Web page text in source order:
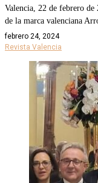
Valencia, 22 de febrero de
de la marca valenciana
febrero 24, 2024
Revista Valencia